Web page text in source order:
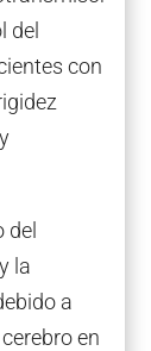
del
con
del
la
a
en